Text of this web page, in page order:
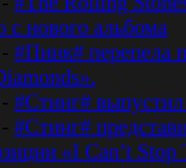
с нового альбома
#Пинк# перепела
#Стинг#
#Стинг#
«I Can’t